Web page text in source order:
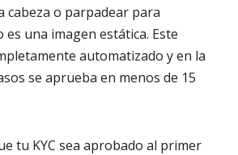
cabeza o parpadear para
una imagen estática. Este
automatizado y en la
se aprueba en menos de 15
tu KYC sea aprobado al primer